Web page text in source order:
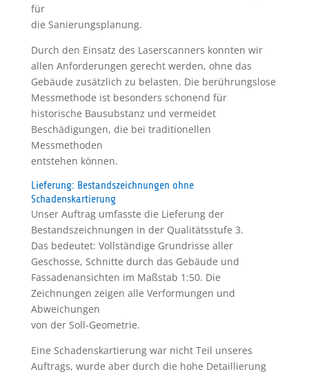
für
die Sanierungsplanung.
Durch den Einsatz des Laserscanners konnten wir
allen Anforderungen gerecht werden, ohne das
Gebäude zusätzlich zu belasten. Die berührungslose
Messmethode ist besonders schonend für
historische Bausubstanz und vermeidet
Beschädigungen, die bei traditionellen
Messmethoden
entstehen können.
Lieferung: Bestandszeichnungen ohne
Schadenskartierung
Unser Auftrag umfasste die Lieferung der
Bestandszeichnungen in der Qualitätsstufe 3.
Das bedeutet: Vollständige Grundrisse aller
Geschosse, Schnitte durch das Gebäude und
Fassadenansichten im Maßstab 1:50. Die
Zeichnungen zeigen alle Verformungen und
Abweichungen
von der Soll-Geometrie.
Eine Schadenskartierung war nicht Teil unseres
Auftrags, wurde aber durch die hohe Detaillierung